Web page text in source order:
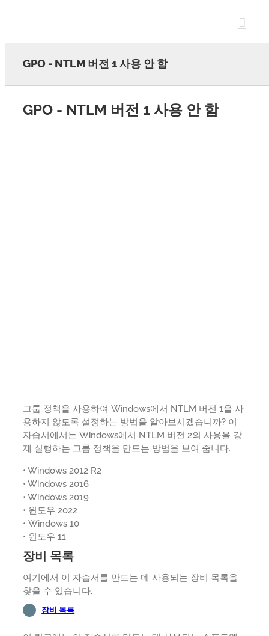
GPO - NTLM 버전 1 사용 안 함
GPO - NTLM 버전 1 사용 안 함
그룹 정책을 사용하여 Windows에서 NTLM 버전 1을 사
용하지 않도록 설정하는 방법을 알아보시겠습니까? 이
자습서에서는 Windows에서 NTLM 버전 2의 사용을 강
제 실행하는 그룹 정책을 만드는 방법을 보여 줍니다.
• Windows 2012 R2
• Windows 2016
• Windows 2019
• 윈도우 2022
• Windows 10
• 윈도우 11
장비 목록
여기에서 이 자습서를 만드는 데 사용되는 장비 목록을
찾을 수 있습니다.
장비 목록